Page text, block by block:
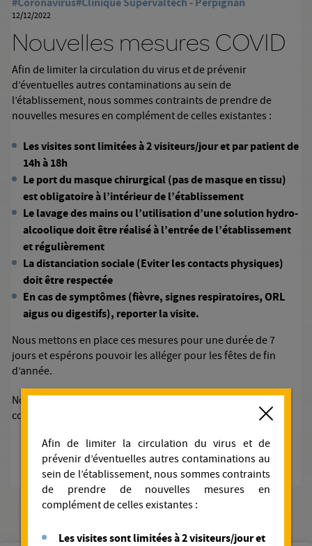
12/12/2022
Nouvelles mesures COVID
Afin de limiter la circulation du virus et de prévenir
d’éventuelles autres contaminations au sein de
l’établissement, nous sommes contraints de prendre de
nouvelles mesures en complément de celles existantes :
Les visites sont limitées à 2 visiteurs/jour et par patient de
14h à 18h
Le port du masque chirurgical (pas de masque en tissu)
est obligatoire à l’intérieur de l’établissement
Le lavage des mains ou l’utilisation d’une solution hydro-
alcoolique doit être réalisé à l’entrée de l’établissement
et régulièrement
La distanciation sociale (Eviter les contacts physiques)
doit être respectée
En cas de symptômes (fièvre, signes respiratoires, ORL
aigus ou digestifs), reporter la visite.
Nous mettons en place ces mesures pour une durée de 7
jours et espérons pouvoir les alléger pour les fêtes de fin
d’année.
Nous comptons sur votre compréhension et votre
collaboration.
Fermer
Afin de limiter la circulation du virus et de
prévenir d’éventuelles autres contaminations au
sein de l’établissement, nous sommes contraints
de prendre de nouvelles mesures en
complément de celles existantes :
Les visites sont limitées à 2 visiteurs/jour et